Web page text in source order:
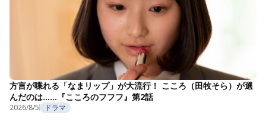
方言が喋れる「なまリップ」が大流行！ こころ（田牧そら）が選
んだのは……『こころのフフフ』第2話
2026/8/5 ドラマ